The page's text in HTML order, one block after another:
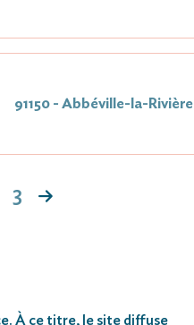
91150 - Abbéville-la-Rivière
3
À ce titre, le site diffuse